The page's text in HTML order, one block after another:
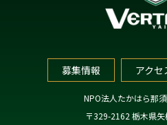
募集情報 アクセ
NPO法人たかはら那
〒329-2162 栃木県